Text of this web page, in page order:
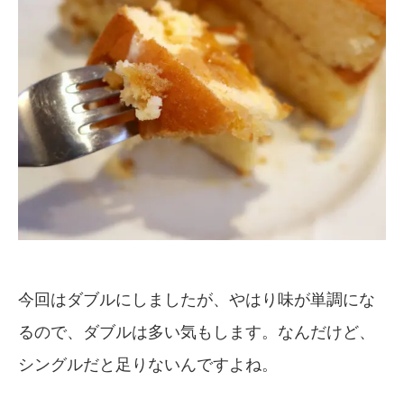
今回はダブルにしましたが、やはり味が単調にな
るので、ダブルは多い気もします。なんだけど、
シングルだと足りないんですよね。